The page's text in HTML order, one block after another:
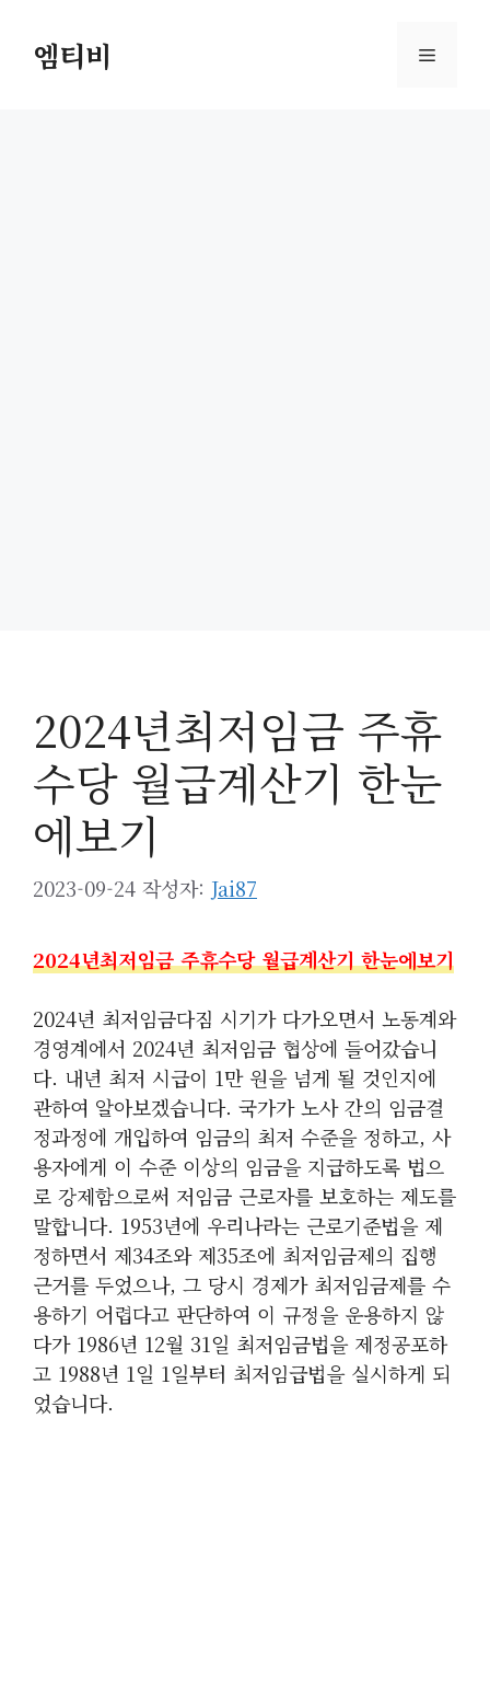
엠티비 메
2024년최저임금 주휴
수당 월급계산기 한눈
에보기
2023-09-24 작성자: Jai87
2024년최저임금 주휴수당 월급계산기 한눈에보기
2024년 최저임금다짐 시기가 다가오면서 노동계와
경영계에서 2024년 최저임금 협상에 들어갔습니
다. 내년 최저 시급이 1만 원을 넘게 될 것인지에
관하여 알아보겠습니다. 국가가 노사 간의 임금결
정과정에 개입하여 임금의 최저 수준을 정하고, 사
용자에게 이 수준 이상의 임금을 지급하도록 법으
로 강제함으로써 저임금 근로자를 보호하는 제도를
말합니다. 1953년에 우리나라는 근로기준법을 제
정하면서 제34조와 제35조에 최저임금제의 집행
근거를 두었으나, 그 당시 경제가 최저임금제를 수
용하기 어렵다고 판단하여 이 규정을 운용하지 않
다가 1986년 12월 31일 최저임금법을 제정공포하
고 1988년 1일 1일부터 최저임급법을 실시하게 되
었습니다.